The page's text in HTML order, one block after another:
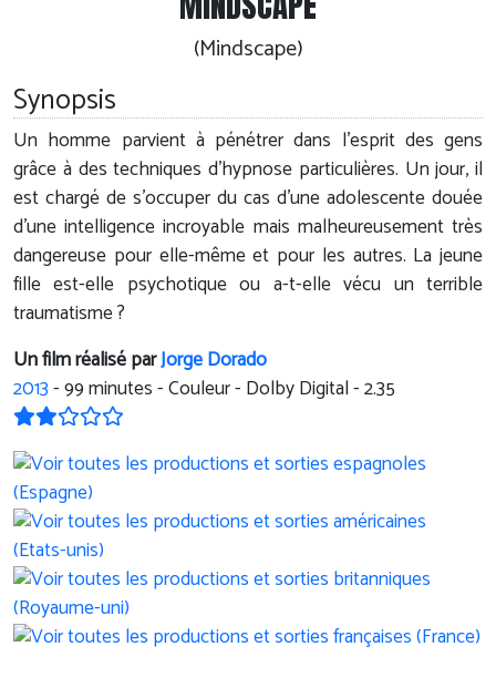
(Mindscape)
Synopsis
Un homme parvient à pénétrer dans l’esprit des gens
grâce à des techniques d’hypnose particulières. Un jour, il
est chargé de s’occuper du cas d’une adolescente douée
d’une intelligence incroyable mais malheureusement très
dangereuse pour elle-même et pour les autres. La jeune
fille est-elle psychotique ou a-t-elle vécu un terrible
traumatisme ?
Un film réalisé parJorge Dorado
2013-99minutes - Couleur - Dolby Digital - 2.35